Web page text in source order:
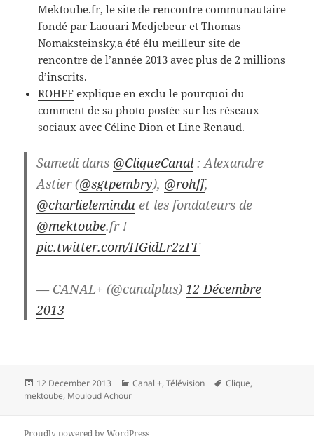
Mektoube.fr, le site de rencontre communautaire
fondé par Laouari Medjebeur et Thomas
Nomaksteinsky,a été élu meilleur site de
rencontre de l’année 2013 avec plus de 2 millions
d’inscrits.
ROHFF explique en exclu le pourquoi du
comment de sa photo postée sur les réseaux
sociaux avec Céline Dion et Line Renaud.
Samedi dans @CliqueCanal: Alexandre
Astier (@sgtpembry), @rohff,
@charlielemindu et les fondateurs de
@mektoube.fr !
pic.twitter.com/HGidLr2zFF
— CANAL+ (@canalplus) 12 Décembre
2013
Posted
on
12 December 2013 Categories
Canal +,Télévision Tags
Clique,
mektoube, Mouloud Achour
Proudly powered by WordPress